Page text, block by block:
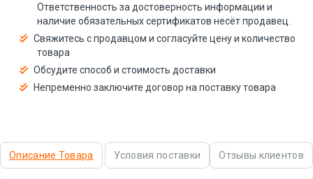
Ответственность за достоверность информации и
наличие обязательных сертификатов несёт продавец.
Свяжитесь с продавцом и согласуйте цену и количество
товара
Обсудите способ и стоимость доставки
Непременно заключите договор на поставку товара
Описание Товара Условия поставки Отзывы клиентов